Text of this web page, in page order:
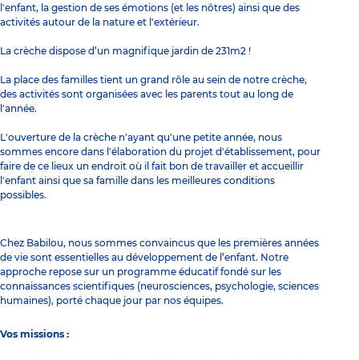
l'enfant, la gestion de ses émotions (et les nôtres) ainsi que des
activités autour de la nature et l'extérieur.
La crèche dispose d’un magnifique jardin de 231m2 !
La place des familles tient un grand rôle au sein de notre crèche,
des activités sont organisées avec les parents tout au long de
l'année.
L'ouverture de la crèche n'ayant qu'une petite année, nous
sommes encore dans l'élaboration du projet d'établissement, pour
faire de ce lieux un endroit où il fait bon de travailler et accueillir
l'enfant ainsi que sa famille dans les meilleures conditions
possibles.
Chez Babilou, nous sommes convaincus que les premières années
de vie sont essentielles au développement de l’enfant. Notre
approche repose sur un programme éducatif fondé sur les
connaissances scientifiques (neurosciences, psychologie, sciences
humaines), porté chaque jour par nos équipes.
Vos missions :